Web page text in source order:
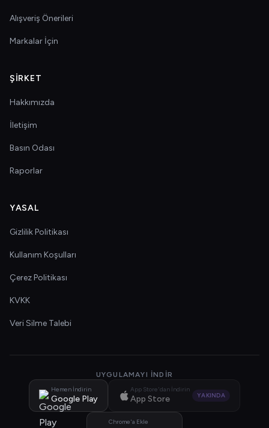
Alışveriş Önerileri
Markalar İçin
ŞIRKET
Hakkımızda
İletişim
Basın Odası
Raporlar
YASAL
Gizlilik Politikası
Kullanım Koşulları
Çerez Politikası
KVKK
Veri Silme Talebi
UYGULAMAYI İNDIR
Hemen İndirin
Google Play
App Store'dan İndirin
App Store YAKINDA
Chrome'a Ekle